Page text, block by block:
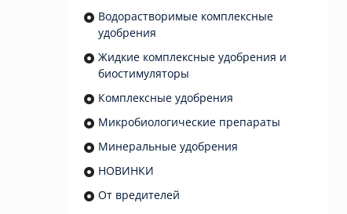
Водорастворимые комплексные
удобрения
Жидкие комплексные удобрения и
биостимуляторы
Комплексные удобрения
Микробиологические препараты
Минеральные удобрения
НОВИНКИ
От вредителей